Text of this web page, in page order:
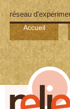
réseau
Accueil